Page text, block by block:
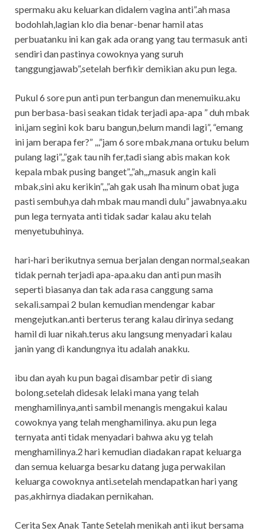
spermaku aku keluarkan didalem vagina anti”.ah masa
bodohlah,lagian klo dia benar-benar hamil atas
perbuatanku ini kan gak ada orang yang tau termasuk anti
sendiri dan pastinya cowoknya yang suruh
tanggungjawab”,setelah berfikir demikian aku pun lega.
Pukul 6 sore pun anti pun terbangun dan menemuiku.aku
pun berbasa-basi seakan tidak terjadi apa-apa ” duh mbak
ini,jam segini kok baru bangun,belum mandi lagi”, “emang
ini jam berapa fer?” ,,,”jam 6 sore mbak,mana ortuku belum
pulang lagi”,,”gak tau nih fer,tadi siang abis makan kok
kepala mbak pusing banget”,,”ah,,,masuk angin kali
mbak,sini aku kerikin”,,,”ah gak usah lha minum obat juga
pasti sembuh,ya dah mbak mau mandi dulu” jawabnya.aku
pun lega ternyata anti tidak sadar kalau aku telah
menyetubuhinya.
hari-hari berikutnya semua berjalan dengan normal,seakan
tidak pernah terjadi apa-apa.aku dan anti pun masih
seperti biasanya dan tak ada rasa canggung sama
sekali.sampai 2 bulan kemudian mendengar kabar
mengejutkan.anti berterus terang kalau dirinya sedang
hamil di luar nikah.terus aku langsung menyadari kalau
janin yang di kandungnya itu adalah anakku.
ibu dan ayah ku pun bagai disambar petir di siang
bolong.setelah didesak lelaki mana yang telah
menghamilinya,anti sambil menangis mengakui kalau
cowoknya yang telah menghamilinya. aku pun lega
ternyata anti tidak menyadari bahwa aku yg telah
menghamilinya.2 hari kemudian diadakan rapat keluarga
dan semua keluarga besarku datang juga perwakilan
keluarga cowoknya anti.setelah mendapatkan hari yang
pas,akhirnya diadakan pernikahan.
Cerita Sex Anak Tante Setelah menikah anti ikut bersama